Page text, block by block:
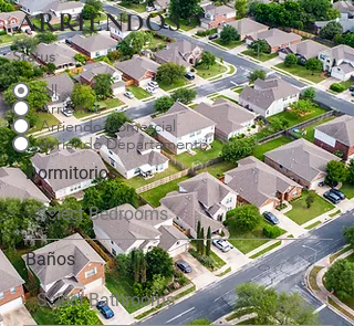
ARRIENDOS
Status
All
Arriendo
Arriendo Comercial
Arriendo Departamento
Dormitorios
Baños